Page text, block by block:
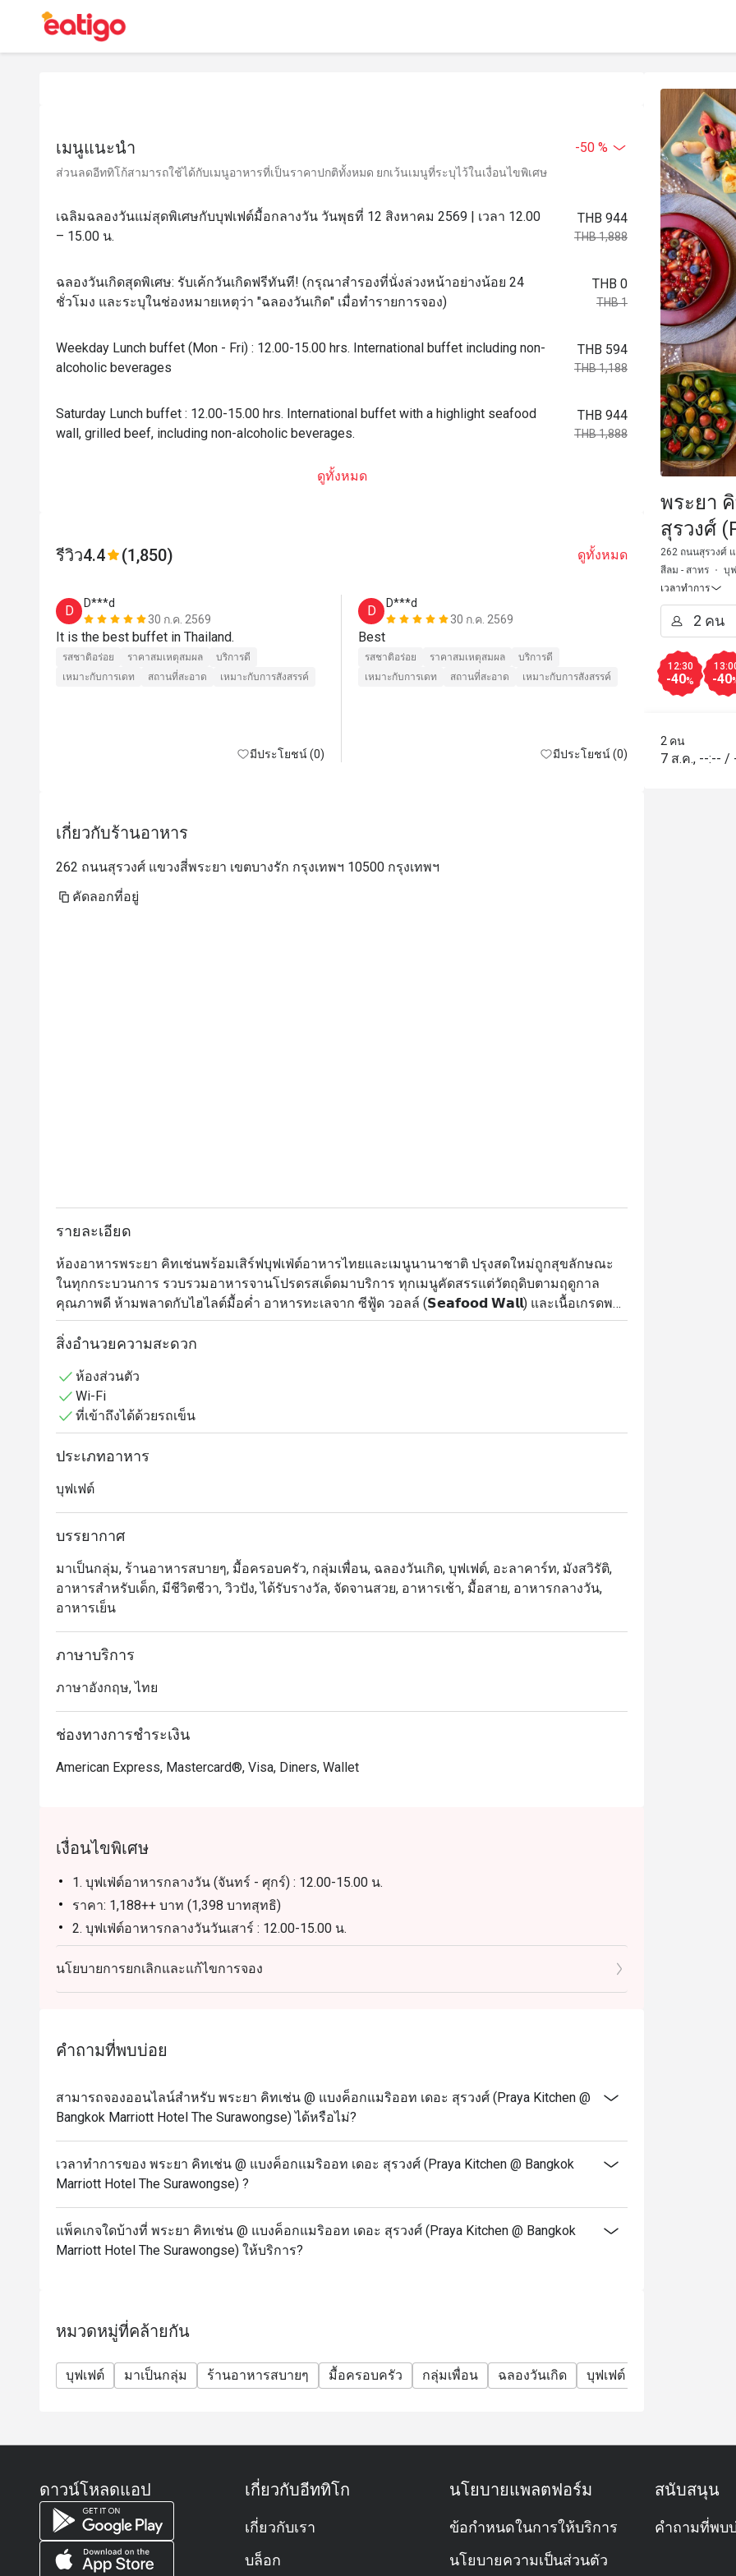
เมนูแนะนำ -50 %
ส่วนลดอีททิโก้สามารถใช้ได้กับเมนูอาหารที่เป็นราคาปกติทั้งหมด ยกเว้นเมนูที่ระบุไว้ในเงื่อนไขพิเศษ
เฉลิมฉลองวันแม่สุดพิเศษกับบุฟเฟต์มื้อกลางวัน วันพุธที่ 12 สิงหาคม 2569 | เวลา 12.00
– 15.00 น.
THB 944
THB 1,888
ฉลองวันเกิดสุดพิเศษ: รับเค้กวันเกิดฟรีทันที! (กรุณาสำรองที่นั่งล่วงหน้าอย่างน้อย 24
ชั่วโมง และระบุในช่องหมายเหตุว่า "ฉลองวันเกิด" เมื่อทำรายการจอง)
THB 0
THB 1
Weekday Lunch buffet (Mon - Fri) : 12.00-15.00 hrs. International buffet including non-
alcoholic beverages
THB 594
THB 1,188
Saturday Lunch buffet : 12.00-15.00 hrs. International buffet with a highlight seafood
wall, grilled beef, including non-alcoholic beverages.
THB 944
THB 1,888
ดูทั้งหมด
รีวิว4.4 (1,850) ดูทั้งหมด
D
D***d
30 ก.ค. 2569
It is the best buffet in Thailand.
รสชาติอร่อย ราคาสมเหตุสมผล
บริการดี
เหมาะกับการเดท
สถานที่สะอาด เหมาะกับการสังสรรค์
มีประโยชน์ (0)
D
D***d
30 ก.ค. 2569
Best
รสชาติอร่อย ราคาสมเหตุสมผล
บริการดี
เหมาะกับการเดท
สถานที่สะอาด เหมาะกับการสังสรรค์
มีประโยชน์ (0)
W
The
variety of
services
สถานที่สะอาด
เกี่ยวกับร้านอาหาร
262 ถนนสุรวงศ์ แขวงสี่พระยา เขตบางรัก กรุงเทพฯ 10500 กรุงเทพฯ
คัดลอกที่อยู่
รายละเอียด
ห้องอาหารพระยา คิทเช่นพร้อมเสิร์ฟบุฟเฟ่ต์อาหารไทยและเมนูนานาชาติ ปรุงสดใหม่ถูกสุขลักษณะ
ในทุกกระบวนการ รวบรวมอาหารจานโปรดรสเด็ดมาบริการ ทุกเมนูคัดสรรแต่วัตถุดิบตามฤดูกาล
คุณภาพดี ห้ามพลาดกับไฮไลต์มื้อค่ำ อาหารทะเลจาก ซีฟู้ด วอลล์ (𝗦𝗲𝗮𝗳𝗼𝗼𝗱 𝗪𝗮𝗹𝗹) และเนื้อเกรดพรี
เมี่ยมจาก บุชเชอรี่ ซีเล็คชั่น (𝗕𝘂𝘁𝗰𝗵𝗲𝗿𝘆 𝗦𝗲𝗹𝗲𝗰𝘁𝗶𝗼𝗻𝘀) ไม่ว่าจะเป็นเนื้อหมู เนื้อไก่ เนื้อแกะ รวมทั้งเนื้อ
ออสเตรเลียนดรายเอจส่วนต่างๆ มาให้เลือกได้ตามใจชอบและปรุงสดใหม่เสิร์ฟร้อนๆถึงโต๊ะ
Praya Kitchen @ Bangkok Marriott Hotel The Surawongse เป็นห้องอาหารบุฟเฟต์ชั้นนำที่โดดเด่นด้วย
อาหารไทยรสชาติต้นตำรับและอาหารทะเลนานาชาติระดับพรีเมียม ตั้งอยู่บน ชั้น 3 ของโรงแรม แบงค็
อก แมริออท เดอะ สุรวงศ์ บน ถนนสุรวงศ์ ใกล้กับ วัดแขก บรรยากาศภายในร้านมีความคึกคักและ
สำหรับเด็กๆ
ร้านนี้มีชื่อเสียงอย่างมากเรื่อง อาหารทะเลสดใหม่ (Seafood on ice) และสเตชันปรุงอาหารสดที่คุณ
พรีเมียม และ ชีสเค้กซิกเนเจอร์ ที่หลายคนยอมรับ นอกจากนี้ยังมีน้ำผลไม้สดและขนมไทยให้เลือกทาน
อย่างจุใจ
แนะนำสำหรับคนไทย: เป็นตัวเลือกอันดับต้นๆ สำหรับผู้ที่รักอาหารทะเลและครอบครัวที่มองหาบุฟเฟต์
แนะนำสำหรับนักท่องเที่ยว: เป็นจุดหมายที่ต้องมาเยือนเพื่อสัมผัสประสบการณ์บุฟเฟต์อาหารทะเลที่ยอด
เยี่ยมที่สุดแห่งหนึ่งใกล้กับย่านสีลมและสุรวงศ์ พร้อมบริการระดับโลกและสถานที่ที่สะอาดและเป็น
ระบบ
การจองผ่านแอปหรือเว็บไซต์ Eatigo เป็นวิธีที่คุ้มค่าที่สุดในการมารับประทานอาหาร เพียงเลือกช่วง
สิ่งอำนวยความสะดวก
ห้องส่วนตัว
Wi-Fi
ที่เข้าถึงได้ด้วยรถเข็น
ประเภทอาหาร
บุฟเฟต์
บรรยากาศ
มาเป็นกลุ่ม, ร้านอาหารสบายๆ, มื้อครอบครัว, กลุ่มเพื่อน, ฉลองวันเกิด, บุฟเฟต์, อะลาคาร์ท, มังสวิรัติ,
อาหารสำหรับเด็ก, มีชีวิตชีวา, วิวปัง, ได้รับรางวัล, จัดจานสวย, อาหารเช้า, มื้อสาย, อาหารกลางวัน,
อาหารเย็น
ภาษาบริการ
ภาษาอังกฤษ, ไทย
ช่องทางการชำระเงิน
American Express, Mastercard®, Visa, Diners, Wallet
เงื่อนไขพิเศษ
1. บุฟเฟ่ต์อาหารกลางวัน (จันทร์ - ศุกร์) : 12.00-15.00 น.
ราคา: 1,188++ บาท (1,398 บาทสุทธิ)
2. บุฟเฟ่ต์อาหารกลางวันวันเสาร์ : 12.00-15.00 น.
บุฟเฟ่ต์นานาชาติ พร้อมไฮไลท์อาหารทะเล เนื้อย่าง รวมเครื่องดื่มไม่มีแอลกอฮอล์
ราคา 1,888++ บาท (2,223 บาทสุทธิ)
3. บรันช์วันอาทิตย์ : 12.00-15.00 น.
โรงแรม รวมถึงเครื่องดื่มไม่มีแอลกอฮอล์
4. บุฟเฟ่ต์อาหารค่ำทุกวัน: 18.00-22.00 น.
บุฟเฟ่ต์นานาชาติ พร้อมไฮไลท์อาหารทะเล เนื้อย่าง และอาหารไทยจานเด่น รวมถึงเครื่องดื่มไม่มี
แอลกอฮอล์
ราคา: 2,088++ บาท (สุทธิ 2,458 บาท)
สิทธิพิเศษสำหรับเจ้าของวันเกิด: รับฟรี! เค้กวันเกิดขนาด 0.5 ปอนด์ เมื่อมาฉลองวันเกิดที่ร้านของ
(เงื่อนไข: กรุณาจองล่วงหน้าอย่างน้อย 24 ชั่วโมง และระบุข้อความ "ฉลองวันเกิด" ในรายละเอียด
การจอง)
(หากทำการจองล่วงหน้าน้อยกว่า 24 ชั่วโมง จะได้รับเครื่องดื่มพิเศษม็อกเทล)
นโยบายการยกเลิกและแก้ไขการจอง
คำถามที่พบบ่อย
สามารถจองออนไลน์สำหรับ พระยา คิทเช่น @ แบงค็อกแมริออท เดอะ สุรวงศ์ (Praya Kitchen @
Bangkok Marriott Hotel The Surawongse) ได้หรือไม่?
เวลาทำการของ พระยา คิทเช่น @ แบงค็อกแมริออท เดอะ สุรวงศ์ (Praya Kitchen @ Bangkok
Marriott Hotel The Surawongse) ?
แพ็คเกจใดบ้างที่ พระยา คิทเช่น @ แบงค็อกแมริออท เดอะ สุรวงศ์ (Praya Kitchen @ Bangkok
Marriott Hotel The Surawongse) ให้บริการ?
หมวดหมู่ที่คล้ายกัน
บุฟเฟต์ มาเป็นกลุ่ม ร้านอาหารสบายๆ มื้อครอบครัว กลุ่มเพื่อน ฉลองวันเกิด บุฟเฟต์
พระยา
สุรวงศ์
Hotel
262 ถนนสุรวงศ์
สีลม - สาทร
บุ
เวลาทำการ
12:30
-40% -40
2 คน
7 ส.ค., --:-- /
ดาวน์โหลดแอป เกี่ยวกับอีททิโก
เกี่ยวกับเรา
บล็อก
นโยบายแพลตฟอร์ม
ข้อกำหนดในการให้บริการ
นโยบายความเป็นส่วนตัว
สนับสนุน
คำถามที่พบ